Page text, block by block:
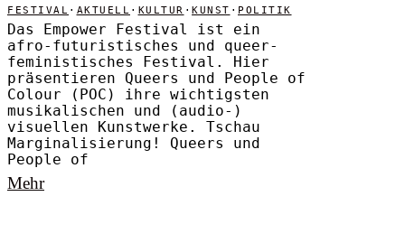
FESTIVAL · AKTUELL · KULTUR · KUNST · POLITIK
Das Empower Festival ist ein
afro-futuristisches und queer-
feministisches Festival. Hier
präsentieren Queers und People of
Colour (POC) ihre wichtigsten
musikalischen und (audio-)
visuellen Kunstwerke. Tschau
Marginalisierung! Queers und
People of
Mehr